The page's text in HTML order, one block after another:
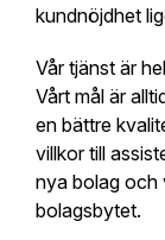
kundnöjdhet
Vår tjänst är
Vårt mål är
en bättre
villkor till
nya bolag och
bolagsbytet.